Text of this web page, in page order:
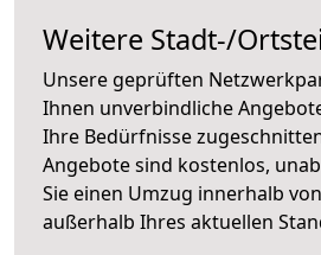
Weitere Stadt-/
Unsere geprüften
Ihnen unverbindliche
Ihre Bedürfnisse
Angebote sind kostenlos,
Sie einen Umzug innerhalb
außerhalb Ihres aktuellen